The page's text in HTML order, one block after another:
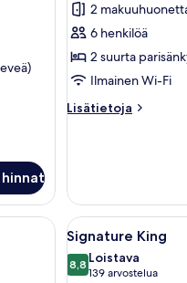
Front
2BR
Residence
kuvat
2
6 henkilöä
2 suurta
Ilmainen Wi-Fi
Lisätietoja
Lisätietoja
tyynelle merelle, palmuille
Avaa
kaikki
huonetyypin
5
Signature King
8,88,8 kautta 10
Loistava
139 arvostelua
(139